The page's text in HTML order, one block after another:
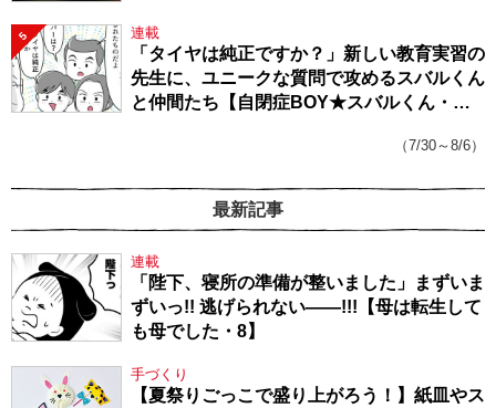
5 連載
「タイヤは純正ですか？」新しい教育実習の
先生に、ユニークな質問で攻めるスバルくん
と仲間たち【自閉症BOY★スバルくん・
（7/30～8/6）
最新記事
連載
「陛下、寝所の準備が整いました」まずいま
ずいっ!! 逃げられない――!!!【母は転生して
も母でした・8】
手づくり
【夏祭りごっこで盛り上がろう！】紙皿やス